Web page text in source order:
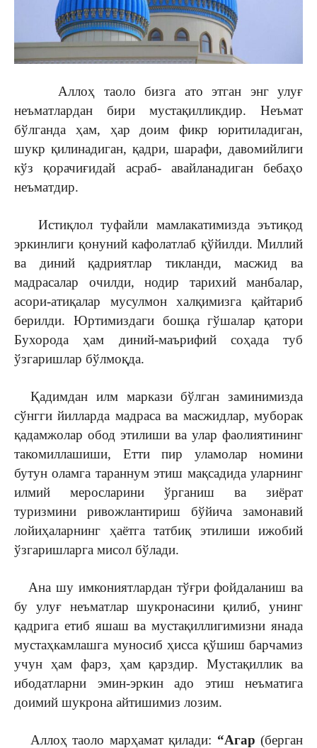
Аллоҳ таоло бизга ато этган энг улуғ
неъматлардан бири мустақилликдир. Неъмат
бўлганда ҳам, ҳар доим фикр юритиладиган,
шукр қилинадиган, қадри, шарафи, давомийлиги
кўз қорачиғидай асраб- авайланадиган бебаҳо
неъматдир.
Истиқлол туфайли мамлакатимизда эътиқод
эркинлиги қонуний кафолатлаб қўйилди. Миллий
ва диний қадриятлар тикланди, масжид ва
мадрасалар очилди, нодир тарихий манбалар,
асори-атиқалар мусулмон халқимизга қайтариб
берилди. Юртимиздаги бошқа гўшалар қатори
Бухорода ҳам диний-маърифий соҳада туб
ўзгаришлар бўлмоқда.
Қадимдан илм маркази бўлган заминимизда
сўнгги йилларда мадраса ва масжидлар, муборак
қадамжолар обод этилиши ва улар фаолиятининг
такомиллашиши, Етти пир уламолар номини
бутун оламга тараннум этиш мақсадида уларнинг
илмий меросларини ўрганиш ва зиёрат
туризмини ривожлантириш бўйича замонавий
лойиҳаларнинг ҳаётга татбиқ этилиши ижобий
ўзгаришларга мисол бўлади.
Ана шу имкониятлардан тўғри фойдаланиш ва
бу улуғ неъматлар шукронасини қилиб, унинг
қадрига етиб яшаш ва мустақиллигимизни янада
мустаҳкамлашга муносиб ҳисса қўшиш барчамиз
учун ҳам фарз, ҳам қарздир. Мустақиллик ва
ибодатларни эмин-эркин адо этиш неъматига
доимий шукрона айтишимиз лозим.
Аллоҳ таоло марҳамат қилади: “Агар (берган